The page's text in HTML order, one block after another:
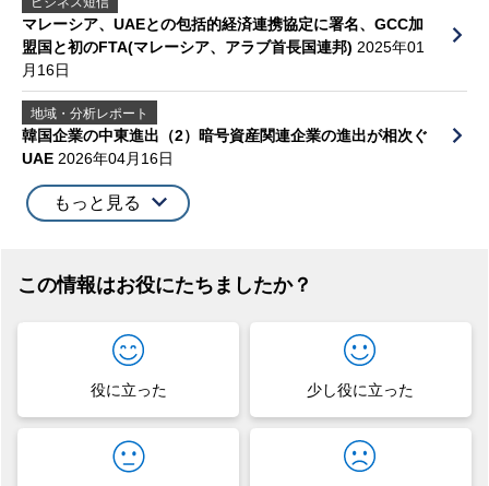
マレーシア、UAEとの包括的経済連携協定に署名、GCC加
盟国と初のFTA(マレーシア、アラブ首長国連邦) 2025年01
月16日
地域・分析レポート
韓国企業の中東進出（2）暗号資産関連企業の進出が相次ぐ
UAE 2026年04月16日
もっと見る
この情報はお役にたちましたか？
役に立った 少し役に立った